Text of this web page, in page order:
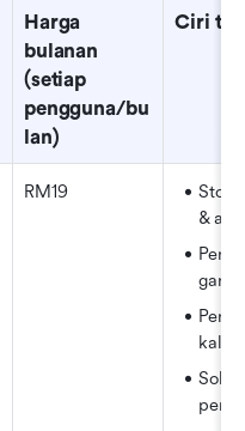
Harga
bulanan
(setiap
pengguna/bu
lan)
Ciri
RM19
&
garis